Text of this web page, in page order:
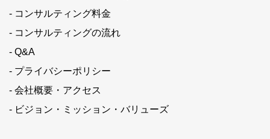
- コンサルティング料金
- コンサルティングの流れ
- Q&A
- プライバシーポリシー
- 会社概要・アクセス
- ビジョン・ミッション・バリューズ